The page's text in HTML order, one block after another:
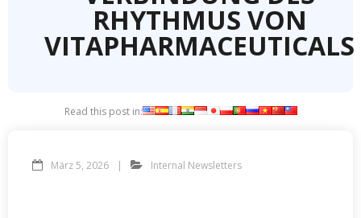
RHYTHMUS VON
VITAPHARMACEUTICALS
Read this post in:
März 5, 2026 Internal Newsletters